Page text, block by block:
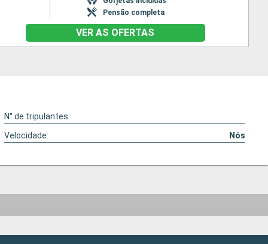
Pensão completa
VER AS OFERTAS
N° de tripulantes:
Velocidade: Nós